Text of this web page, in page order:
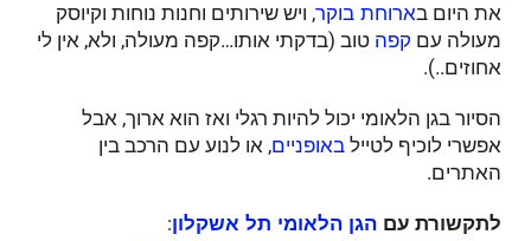
את היום בארוחת בוקר, ויש שירותים וחנות נוחות וקיוסק
מעולה עם קפה טוב (בדקתי אותו…קפה מעולה, ולא, אין לי
אחוזים..).
הסיור בגן הלאומי יכול להיות רגלי ואז הוא ארוך, אבל
אפשרי לוכיף לטייל באופניים, או לנוע עם הרכב בין
האתרים.
לתקשורת עם הגן הלאומי תל אשקלון: